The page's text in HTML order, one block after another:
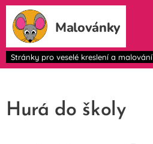
Malovánky
Stránky pro veselé kreslení a malování
Hurá do školy